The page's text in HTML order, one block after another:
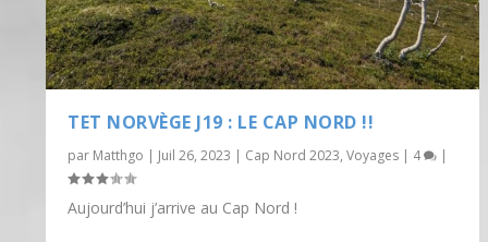
TET NORVÈGE J19 : LE CAP NORD !!
par Matthgo | Juil 26, 2023 | Cap Nord 2023,Voyages | 4 |
Aujourd’hui j’arrive au Cap Nord !